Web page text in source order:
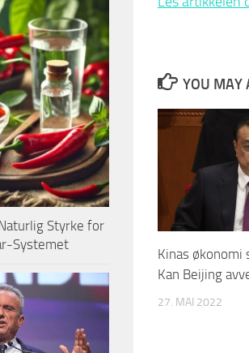
YOU MAY
Kinas økonomi
Kan Beijing
27. MAI 2022
Styrke for
Systemet